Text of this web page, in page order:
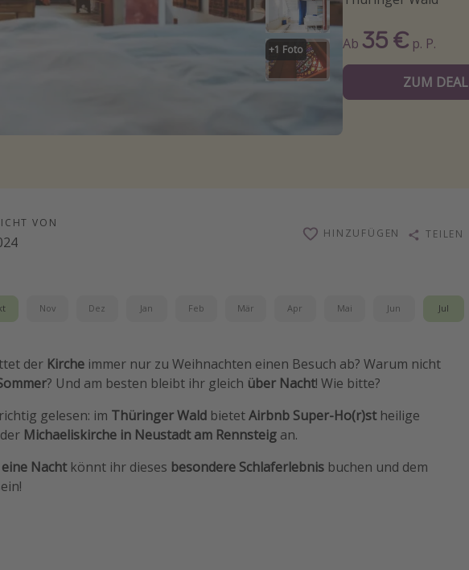
+1 Foto Ab35 € p. P.
ZUM DEAL
VON
HINZUFÜGEN TEILEN
Nov Dez Jan Feb Mär Apr Mai Jun Jul
der Kirche immer nur zu Weihnachten einen Besuch ab? Warum nicht
? Und am besten bleibt ihr gleich über Nacht! Wie bitte?
gelesen: im Thüringer Wald bietetAirbnb Super-Ho(r)stheilige
Michaeliskirche in Neustadt am Rennsteig an.
Nachtkönnt ihr dieses besondere Schlaferlebnis buchen und dem